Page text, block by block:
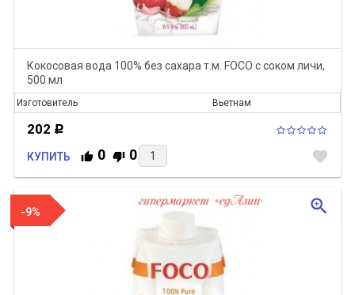
Кокосовая вода 100% без сахара т.м. FOCO с соком личи,
500 мл
Изготовитель Вьетнам
202 Р
КУПИТЬ 0 0 favorite
-9% zoom_in